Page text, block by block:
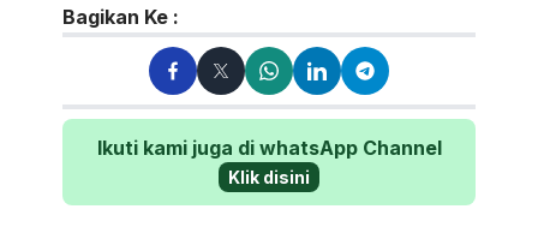
Bagikan Ke :
Ikuti kami juga di whatsApp Channel
Klik disini